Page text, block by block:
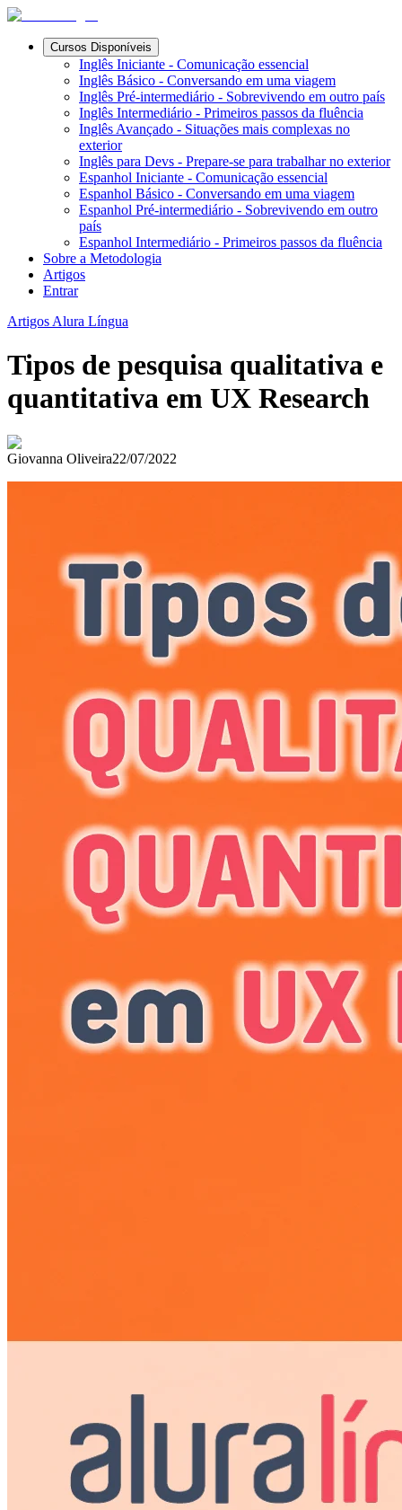
Cursos Disponíveis
Inglês Iniciante - Comunicação essencial
Inglês Básico - Conversando em uma viagem
Inglês Pré-intermediário - Sobrevivendo em outro país
Inglês Intermediário - Primeiros passos da fluência
Inglês Avançado - Situações mais complexas no
exterior
Inglês para Devs - Prepare-se para trabalhar no exterior
Espanhol Iniciante - Comunicação essencial
Espanhol Básico - Conversando em uma viagem
Espanhol Pré-intermediário - Sobrevivendo em outro
país
Espanhol Intermediário - Primeiros passos da fluência
Sobre a Metodologia
Artigos
Entrar
Artigos Alura Língua
Tipos de pesquisa qualitativa e
quantitativa em UX Research
Giovanna Oliveira22/07/2022